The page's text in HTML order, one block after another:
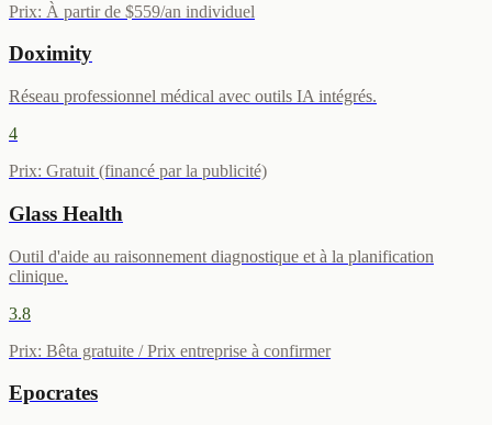
Prix: À partir de $559/an individuel
Doximity
Réseau professionnel médical avec outils IA intégrés.
4
Prix: Gratuit (financé par la publicité)
Glass Health
Outil d'aide au raisonnement diagnostique et à la planification
clinique.
3.8
Prix: Bêta gratuite / Prix entreprise à confirmer
Epocrates